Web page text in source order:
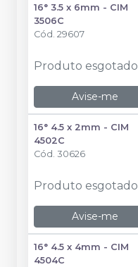
16° 3.5 x 6mm - CIM
3506C
Cód. 29607
Produto esgotado
Avise-me
16° 4.5 x 2mm - CIM
4502C
Cód. 30626
Produto esgotado
Avise-me
16° 4.5 x 4mm - CIM
4504C